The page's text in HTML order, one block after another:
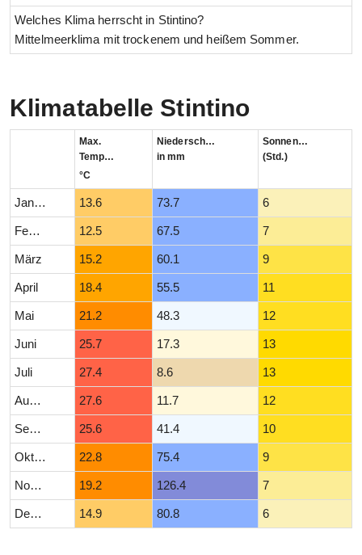
Welches Klima herrscht in Stintino?
Mittelmeerklima mit trockenem und heißem Sommer.
Klimatabelle Stintino
Max.
Temperatur
°C
Niederschlag
in mm
Sonnenstunden
(Std.)
Januar 13.6 73.7 6
Februar 12.5 67.5 7
März 15.2 60.1 9
April 18.4 55.5 11
Mai 21.2 48.3 12
Juni 25.7 17.3 13
Juli 27.4 8.6 13
August 27.6 11.7 12
September 25.6 41.4 10
Oktober 22.8 75.4 9
November 19.2 126.4 7
Dezember 14.9 80.8 6